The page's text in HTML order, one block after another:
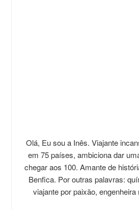
Olá, Eu sou a Inês. Viajante
em 75 países, ambiciona dar
chegar aos 100. Amante de
Benfica. Por outras palavras:
viajante por paixão,